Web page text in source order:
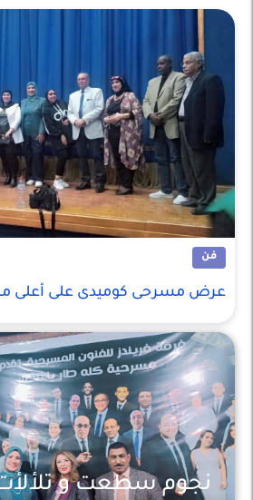
فن
عرض مسرحى كوميدى على أعلى
نجوم سطعت و